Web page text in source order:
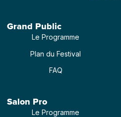
Grand Public
Le Programme
Plan du Festival
FAQ
Salon Pro
Le Programme